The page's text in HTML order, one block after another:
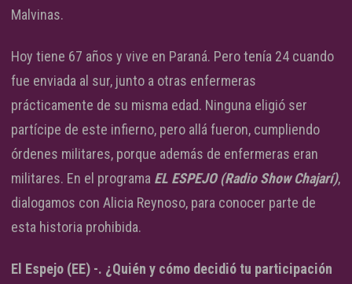
Malvinas.
Hoy tiene 67 años y vive en Paraná. Pero tenía 24 cuando
fue enviada al sur, junto a otras enfermeras
prácticamente de su misma edad. Ninguna eligió ser
partícipe de este infierno, pero allá fueron, cumpliendo
órdenes militares, porque además de enfermeras eran
militares. En el programa EL ESPEJO (Radio Show Chajarí),
dialogamos con Alicia Reynoso, para conocer parte de
esta historia prohibida.
El Espejo (EE) -. ¿Quién y cómo decidió tu participación